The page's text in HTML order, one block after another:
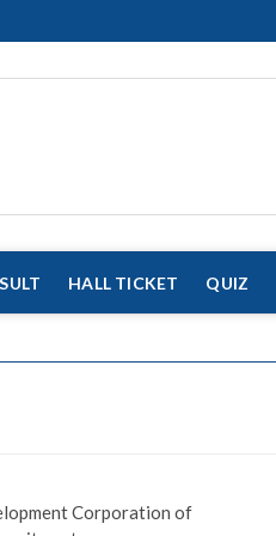
HALL TICKET QUIZ
Corporation of